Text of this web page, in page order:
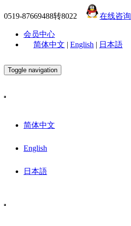
0519-87669488转8022 在线咨询
会员中心
简体中文 | English | 日本語
Toggle navigation
简体中文
English
日本語